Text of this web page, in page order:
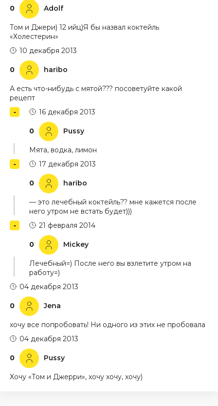
0 Adolf
Том и Джери) 12 ийц)Я бы назвал коктейль
«Холестерин»
0 haribo
10 декабря 2013
А есть что-нибудь с мятой??? посоветуйте какой
рецепт
0 Pussy
16 декабря 2013
Мята, водка, лимон
0 haribo
17 декабря 2013
— это лечебный коктейль?? мне кажется после
него утром не встать будет)))
0 Mickey
21 февраля 2014
Лечебный=) После него вы взлетите утром на
работу=)
0 Jena
04 декабря 2013
хочу все попробовать! Ни одного из этих не пробовала
0 Pussy
04 декабря 2013
Хочу «Том и Джерри», хочу хочу, хочу)